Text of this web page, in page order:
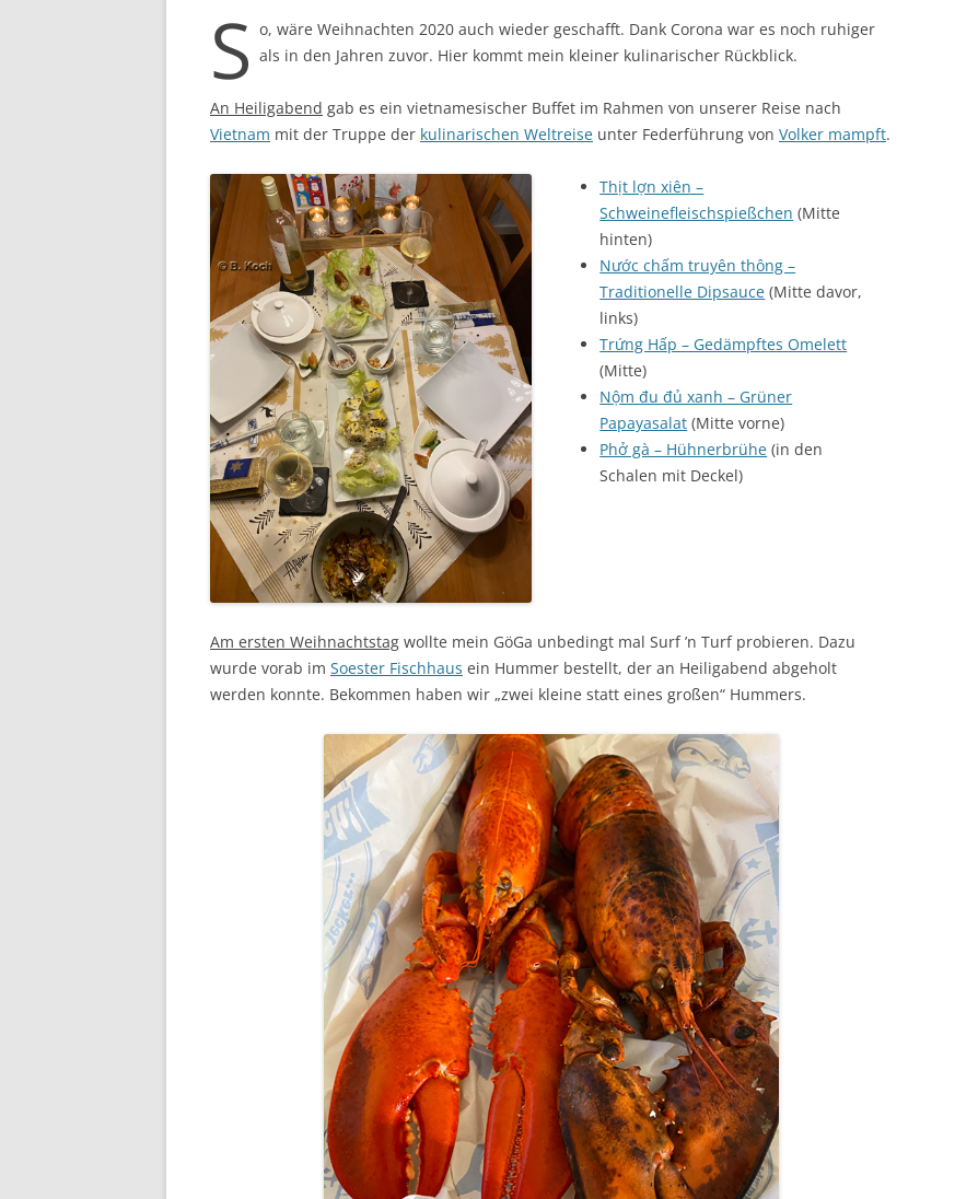
S o, wäre Weihnachten 2020 auch wieder geschafft. Dank Corona war es noch ruhiger
als in den Jahren zuvor. Hier kommt mein kleiner kulinarischer Rückblick.
An Heiligabend gab es ein vietnamesischer Buffet im Rahmen von unserer Reise nach
Vietnam mit der Truppe der kulinarischen Weltreise unter Federführung von Volker mampft.
Thịt lợn xiên –
Schweinefleischspießchen (Mitte
hinten)
Nước chấm truyên thông –
Traditionelle Dipsauce (Mitte davor,
links)
Trứng Hấp – Gedämpftes Omelett
(Mitte)
Nộm đu đủ xanh – Grüner
Papayasalat (Mitte vorne)
Phở gà – Hühnerbrühe (in den
Schalen mit Deckel)
Am ersten Weihnachtstag wollte mein GöGa unbedingt mal Surf ’n Turf probieren. Dazu
wurde vorab im Soester Fischhaus ein Hummer bestellt, der an Heiligabend abgeholt
werden konnte. Bekommen haben wir „zwei kleine statt eines großen“ Hummers.